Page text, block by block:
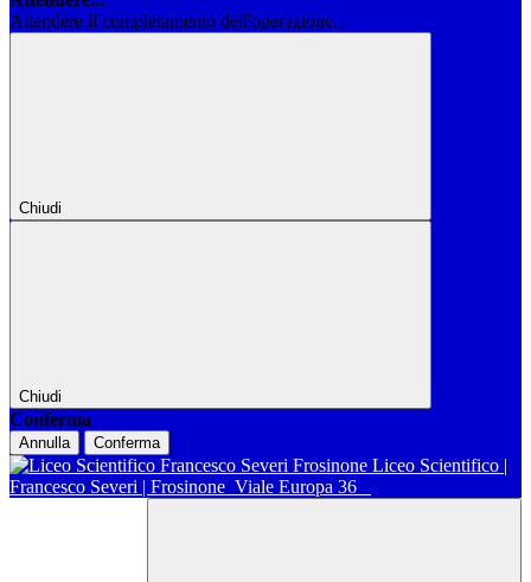
Attendere il completamento dell'operazione...
Chiudi
Chiudi
Conferma
Annulla Conferma
Liceo Scientifico |
Francesco Severi | Frosinone Viale Europa 36